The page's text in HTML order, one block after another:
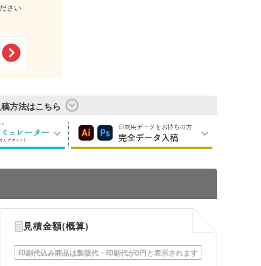
さい
方法はこちら
見積金額(概算)
印刷代込み商品は製版代・印刷代が0円と表示されます